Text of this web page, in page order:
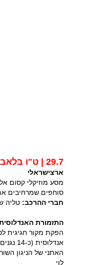
29.7 | ט"ו בלאב
ארצישראלי
מסע מוזיקלי קסום
סוחפים שמרחיבים
חברי ההרכב: טליה
התזמורת
הפקת מקור חגיגית
האתני של הניגון
לוי